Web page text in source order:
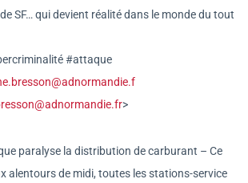
SF… qui devient réalité dans le monde du tout
#attaque
rmandie.fr>
paralyse la distribution de carburant – Ce
alentours de midi, toutes les stations-service